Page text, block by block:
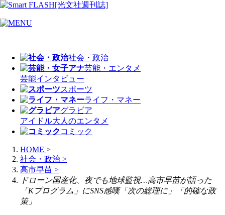
社会・政治
芸能・エンタメ
芸能インタビュー
スポーツ
ライフ・マネー
グラビア
アイドル大人のエンタメ
コミック
HOME >
社会・政治 >
高市早苗 >
ドローン国産化、夜でも地球監視…高市早苗が語った
「Kプログラム」にSNS感嘆「次の総理に」「的確な政
策」